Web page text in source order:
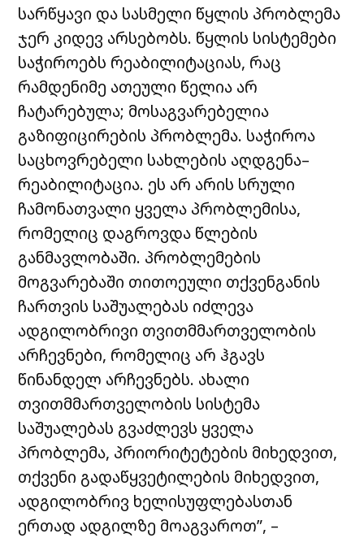
სარწყავი და სასმელი წყლის პრობლემა
ჯერ კიდევ არსებობს. წყლის სისტემები
საჭიროებს რეაბილიტაციას, რაც
რამდენიმე ათეული წელია არ
ჩატარებულა; მოსაგვარებელია
გაზიფიცირების პრობლემა. საჭიროა
საცხოვრებელი სახლების აღდგენა–
რეაბილიტაცია. ეს არ არის სრული
ჩამონათვალი ყველა პრობლემისა,
რომელიც დაგროვდა წლების
განმავლობაში. პრობლემების
მოგვარებაში თითოეული თქვენგანის
ჩართვის საშუალებას იძლევა
ადგილობრივი თვითმმართველობის
არჩევნები, რომელიც არ ჰგავს
წინანდელ არჩევნებს. ახალი
თვითმმართველობის სისტემა
საშუალებას გვაძლევს ყველა
პრობლემა, პრიორიტეტების მიხედვით,
თქვენი გადაწყვეტილების მიხედვით,
ადგილობრივ ხელისუფლებასთან
ერთად ადგილზე მოაგვაროთ”, –